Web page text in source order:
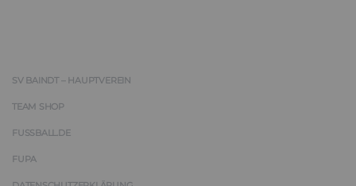
SV BAINDT – HAUPTVEREIN
TEAM SHOP
FUSSBALL.DE
FUPA